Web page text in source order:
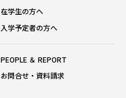
在学生の方へ
入学予定者の方へ
PEOPLE ＆ REPORT
お問合せ・資料請求